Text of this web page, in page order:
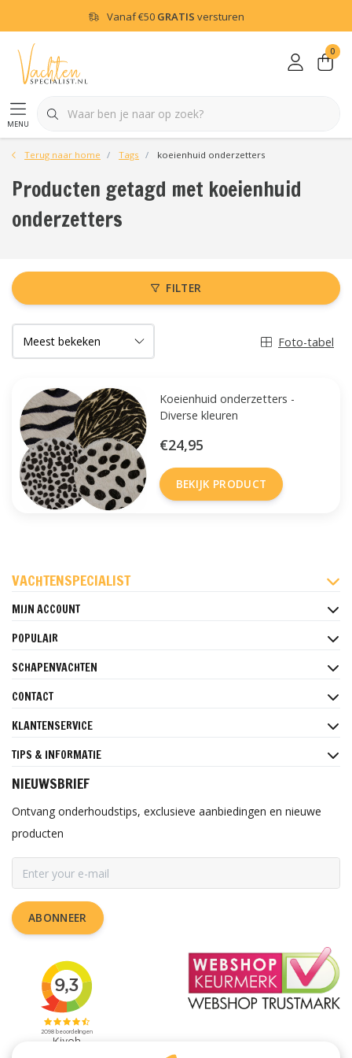
Vanaf€50 GRATIS versturen
menu
0
Terug naar home Tags koeienhuid onderzetters
Producten getagd met koeienhuid
onderzetters
FILTER
Foto-tabel
Koeienhuid onderzetters -
Diverse kleuren
€24,95
BEKIJK PRODUCT
VACHTENSPECIALIST
MIJN ACCOUNT
POPULAIR
SCHAPENVACHTEN
CONTACT
KLANTENSERVICE
TIPS & INFORMATIE
NIEUWSBRIEF
Ontvang onderhoudstips, exclusieve aanbiedingen en nieuwe
producten
ABONNEER